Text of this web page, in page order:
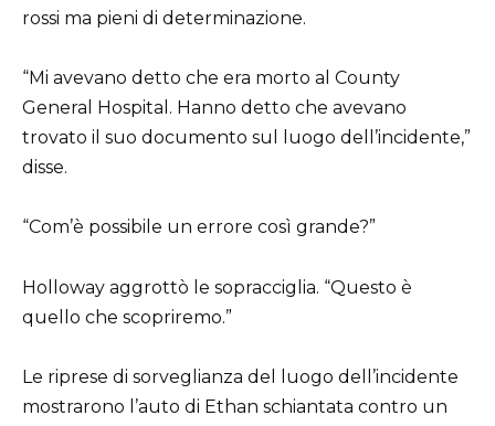
rossi ma pieni di determinazione.
“Mi avevano detto che era morto al County
General Hospital. Hanno detto che avevano
trovato il suo documento sul luogo dell’incidente,”
disse.
“Com’è possibile un errore così grande?”
Holloway aggrottò le sopracciglia. “Questo è
quello che scopriremo.”
Le riprese di sorveglianza del luogo dell’incidente
mostrarono l’auto di Ethan schiantata contro un